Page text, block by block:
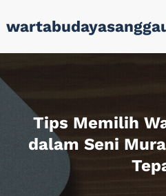
to
Tips Memilih
dalam Seni